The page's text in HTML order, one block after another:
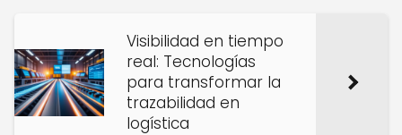
Visibilidad en tiempo
real: Tecnologías
para transformar la
trazabilidad en
logística